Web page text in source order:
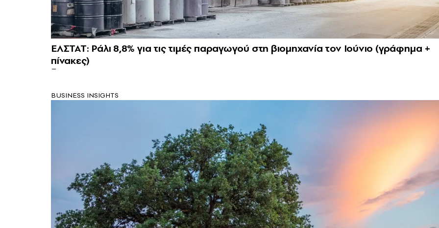
ΕΛΣΤΑΤ: Ράλι 8,8% για τις τιμές παραγωγού στη βιομηχανία τον Ιούνιο (γράφημα +
πίνακες)
BUSINESS INSIGHTS